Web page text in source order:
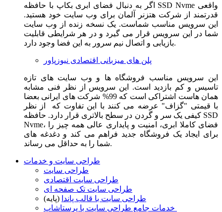
اگر به دنبال فضای ابری بکاپ با حافظه SSD Nvme واقعی
قدرتمند از شرکت هتزنر آلمان برای وب سایت خود هستید.
این سرویس مناسب شماست. یک نسخه زنده از وب سایت
شما در این سرویس قرار می گیرد و در هر شرایطی قابلیت
بازیابی و اتصال نیم سرور به این فضا وجود دارد.
پلن های میزبانی اقتصادی نیوزپاور
این سرویس مناسب فروشگاه ها و وب سایت های تازه
تاسیس و کم بازدید است. این سرویس از نظر فنی مشابه
همان هاست اشتراکی است که 99% شرکت های ایرانی بعضا
با قیمتی "گزاف" عرضه می کنند با این تفاوت که از نظر
کیفی یک سر و گردن در سطح بالاتری قرار دارد. حافظه SSD
Nvme، فضای کاملا ابری، امنیت و پایداری عالی همه چیز را
برای ایجاد یک فروشگاه جدید فراهم می کند و دغدغه های
شما را به حداقل می رساند.
طراحی سایت و خدمات
طراحی سایت
طراحی سایت اقتصادی
طراحی سایت تک صفحه ای
طراحی سایت با قالب پاندا (پایه)